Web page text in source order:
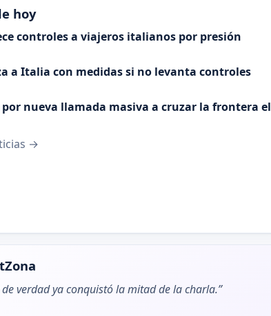
hoy
controles a viajeros italianos por presión
a Italia con medidas si no levanta controles
nueva llamada masiva a cruzar la frontera el
→
de verdad ya conquistó la mitad de la charla.”